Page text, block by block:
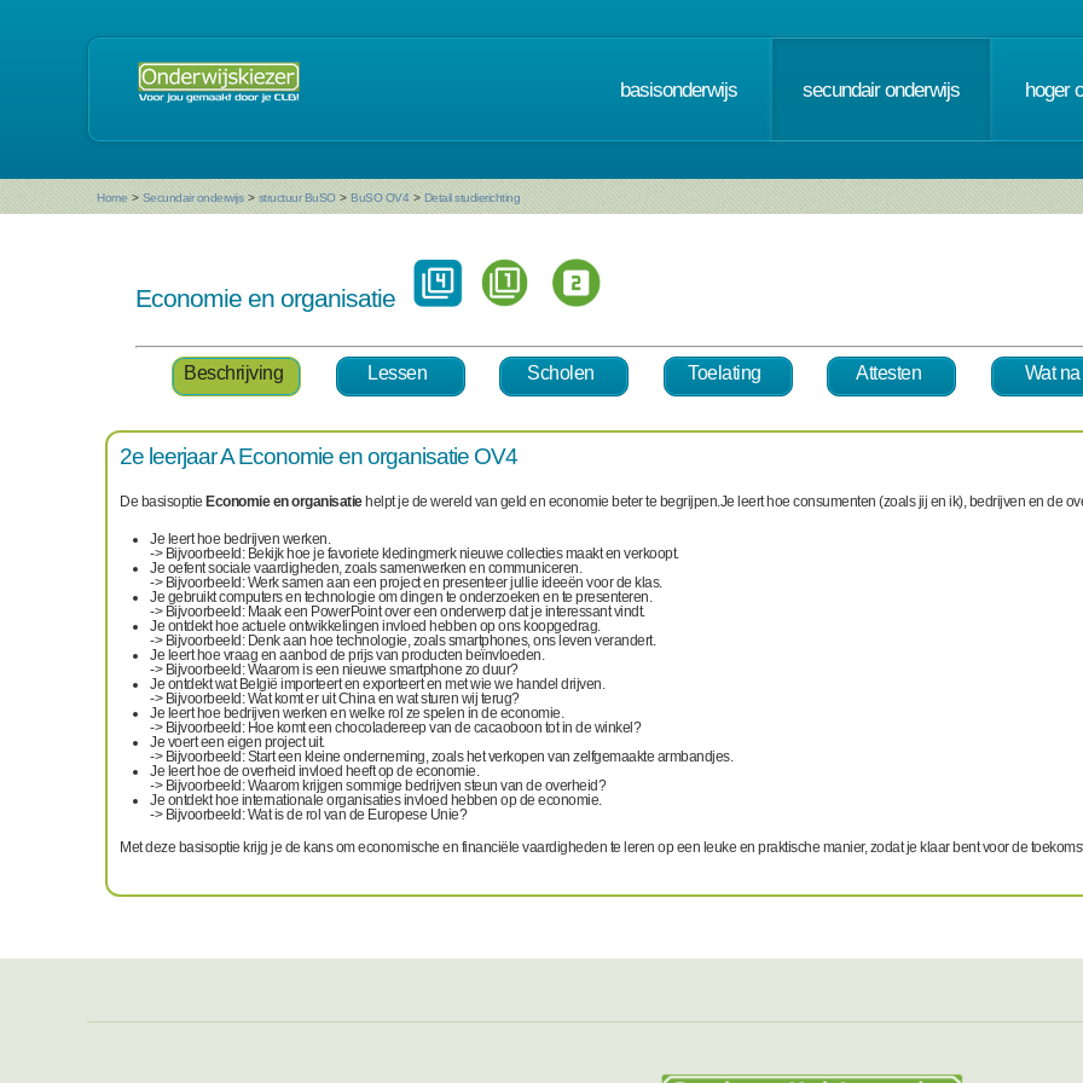
basisonderwijs secundair onderwijs hoger
Home > Secundair onderwijs > structuur BuSO > BuSO OV4 > Detail studierichting
Economie en organisatie
Beschrijving Lessen Scholen Toelating Attesten Wat na
2e leerjaar A Economie en organisatie OV4
De basisoptie Economie en organisatiehelpt je de wereld van geld en economie beter te begrijpen.Je leert hoe consumenten (zoals jij en ik), bedrijven en de
Je leert hoe bedrijven werken.
-> Bijvoorbeeld: Bekijk hoe je favoriete kledingmerk nieuwe collecties maakt en verkoopt.
Je oefent sociale vaardigheden, zoals samenwerken en communiceren.
-> Bijvoorbeeld: Werk samen aan een project en presenteer jullie ideeën voor de klas.
Je gebruikt computers en technologie om dingen te onderzoeken en te presenteren.
-> Bijvoorbeeld: Maak een PowerPoint over een onderwerp dat je interessant vindt.
Je ontdekt hoe actuele ontwikkelingen invloed hebben op ons koopgedrag.
-> Bijvoorbeeld: Denk aan hoe technologie, zoals smartphones, ons leven verandert.
Je leert hoe vraag en aanbod de prijs van producten beïnvloeden.
-> Bijvoorbeeld: Waarom is een nieuwe smartphone zo duur?
Je ontdekt wat België importeert en exporteert en met wie we handel drijven.
-> Bijvoorbeeld: Wat komt er uit China en wat sturen wij terug?
Je leert hoe bedrijven werken en welke rol ze spelen in de economie.
-> Bijvoorbeeld: Hoe komt een chocoladereep van de cacaoboon tot in de winkel?
Je voert een eigen project uit.
-> Bijvoorbeeld: Start een kleine onderneming, zoals het verkopen van zelfgemaakte armbandjes.
Je leert hoe de overheid invloed heeft op de economie.
-> Bijvoorbeeld: Waarom krijgen sommige bedrijven steun van de overheid?
Je ontdekt hoe internationale organisaties invloed hebben op de economie.
-> Bijvoorbeeld: Wat is de rol van de Europese Unie?
Met deze basisoptie krijg je de kans om economische en financiële vaardigheden te leren op een leuke en praktische manier, zodat je klaar bent voor de